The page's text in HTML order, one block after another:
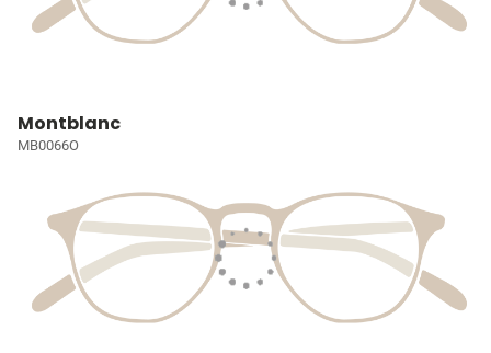
Montblanc
MB0066O